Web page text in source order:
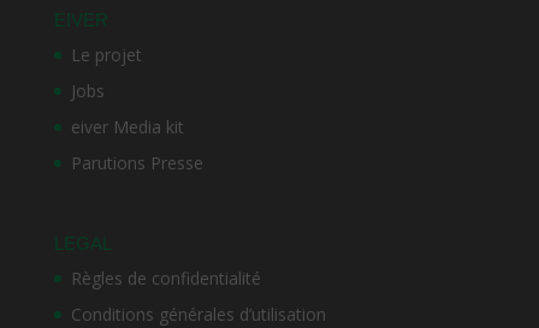
EIVER
Le projet
Jobs
eiver Media kit
Parutions Presse
LEGAL
Règles de confidentialité
Conditions générales d’utilisation